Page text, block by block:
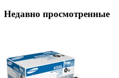
Недавно просмотренные